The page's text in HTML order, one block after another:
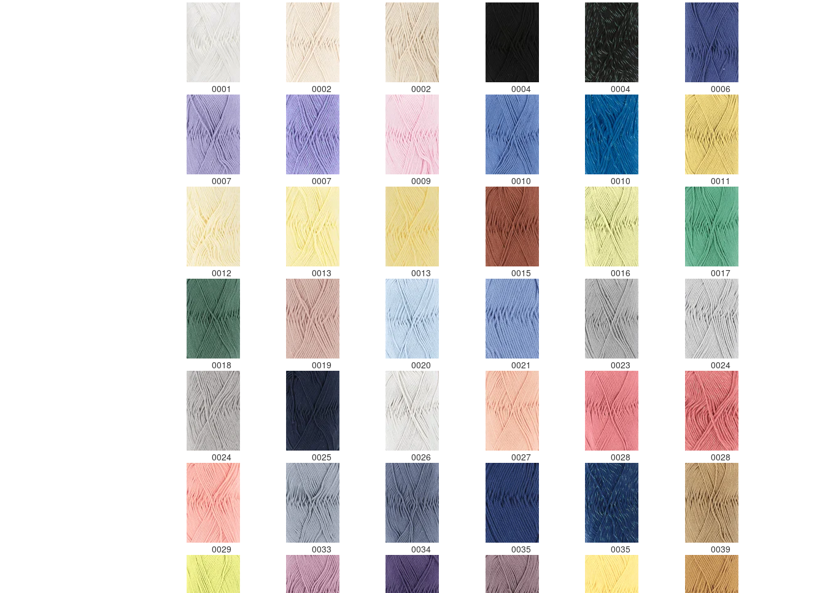
0001 0002 0002 0004 0004 0006
0007 0007 0009 0010 0010 0011
0012 0013 0013 0015 0016 0017
0018 0019 0020 0021 0023 0024
0024 0025 0026 0027 0028 0028
0029 0033 0034 0035 0035 0039